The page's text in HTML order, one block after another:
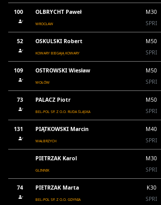
100 OLBRYCHT Paweł
WROCŁAW
M30
SPRI
52 OSKULSKI Robert
KOWARY BIEGAJĄ KOWARY
M50
SPRI
109 OSTROWSKI Wiesław
WOŁÓW
M50
SPRI
73 PALACZ Piotr
BEL-POL SP. Z O.O. RUDA ŚLĄSKA
M50
SPRI
131 PIĄTKOWSKI Marcin
WAŁBRZYCH
M40
SPRI
PIETRZAK Karol
GLINNIK
M30
SPRI
74 PIETRZAK Marta
BEL-POL SP. Z O.O. GDYNIA
K30
SPRI